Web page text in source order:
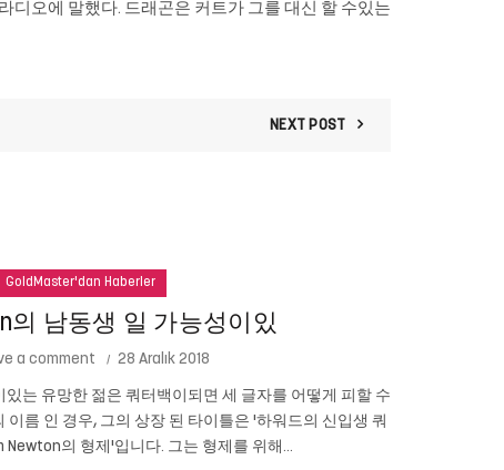
디오에 말했다. 드래곤은 커트가 그를 대신 할 수있는
NEXT POST
GoldMaster'dan Haberler
의 남동생 일 가능성이있
a comment 28 Aralık 2018
는 유망한 젊은 쿼터백이되면 세 글자를 어떻게 피할 수
이름 인 경우, 그의 상장 된 타이틀은 '하워드의 신입생 쿼
Newton의 형제'입니다. 그는 형제를 위해...